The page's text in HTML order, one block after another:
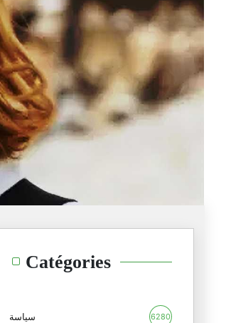
Catégories
سياسة 6280